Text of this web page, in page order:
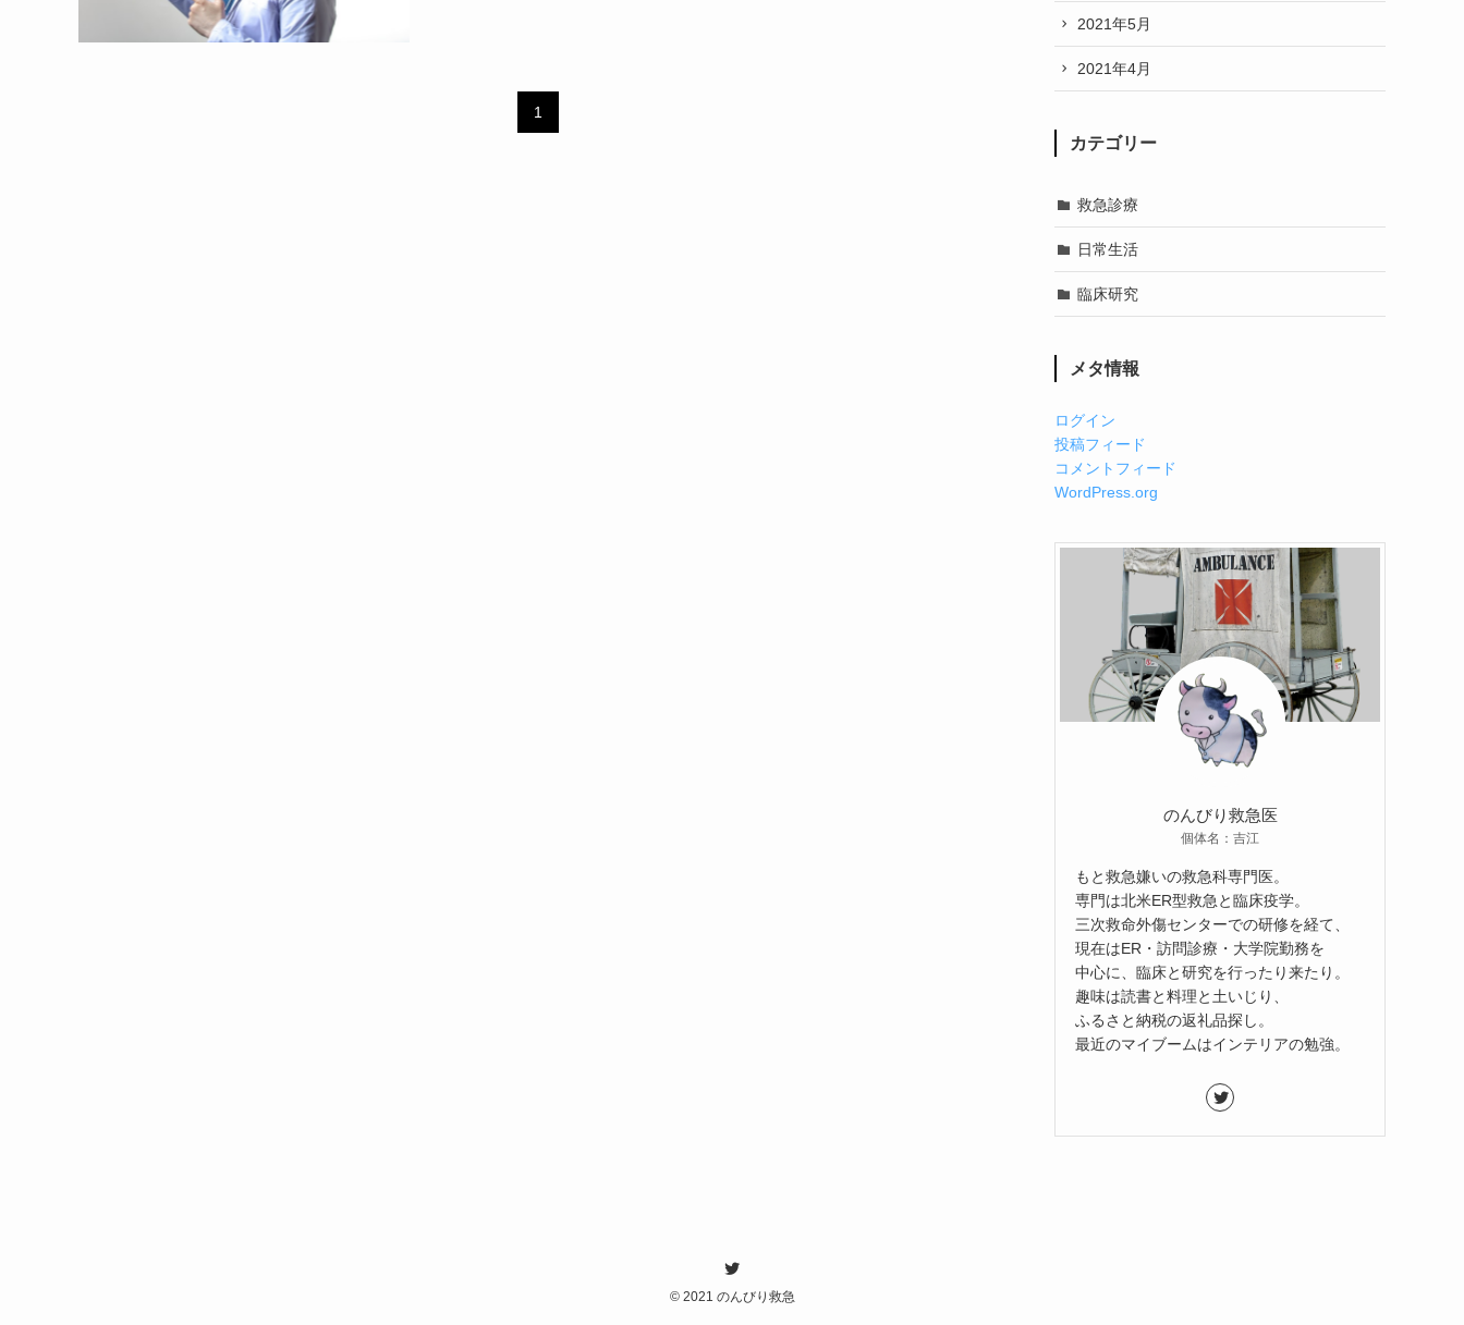
1
2021年5月
2021年4月
カテゴリー
救急診療
日常生活
臨床研究
メタ情報
ログイン
投稿フィード
コメントフィード
WordPress.org
のんびり救急医
個体名：吉江
もと救急嫌いの救急科専門医。
専門は北米ER型救急と臨床疫学。
三次救命外傷センターでの研修を経て、
現在はER・訪問診療・大学院勤務を
中心に、臨床と研究を行ったり来たり。
趣味は読書と料理と土いじり、
ふるさと納税の返礼品探し。
最近のマイブームはインテリアの勉強。
©2021 のんびり救急